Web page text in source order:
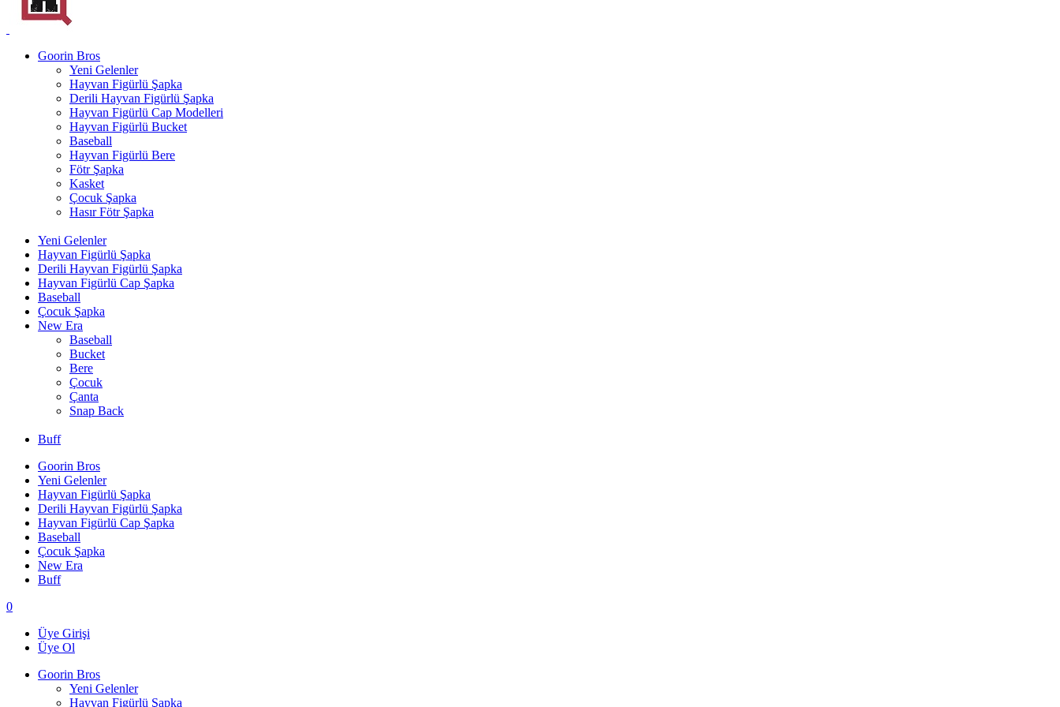
Goorin Bros
Yeni Gelenler
Hayvan Figürlü Şapka
Derili Hayvan Figürlü Şapka
Hayvan Figürlü Cap Modelleri
Hayvan Figürlü Bucket
Baseball
Hayvan Figürlü Bere
Fötr Şapka
Kasket
Çocuk Şapka
Hasır Fötr Şapka
Yeni Gelenler
Hayvan Figürlü Şapka
Derili Hayvan Figürlü Şapka
Hayvan Figürlü Cap Şapka
Baseball
Çocuk Şapka
New Era
Baseball
Bucket
Bere
Çocuk
Çanta
Snap Back
Buff
Goorin Bros
Yeni Gelenler
Hayvan Figürlü Şapka
Derili Hayvan Figürlü Şapka
Hayvan Figürlü Cap Şapka
Baseball
Çocuk Şapka
New Era
Buff
0
Üye Girişi
Üye Ol
Goorin Bros
Yeni Gelenler
Hayvan Figürlü Şapka